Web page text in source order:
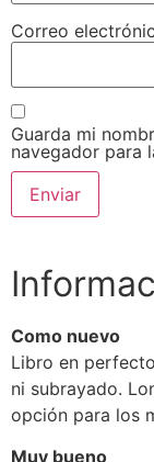
Correo
Guarda mi
navegador para
Como nuevo
Libro en
ni subrayado.
opción para los
Muy bueno